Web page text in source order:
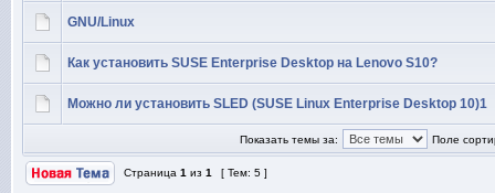
GNU/Linux
Как установить SUSE Enterprise Desktop на Lenovo S10?
Можно ли установить SLED (SUSE Linux Enterprise Desktop 10)1
Показать темы за: Поле
Страница 1 из 1 [ Тем: 5 ]